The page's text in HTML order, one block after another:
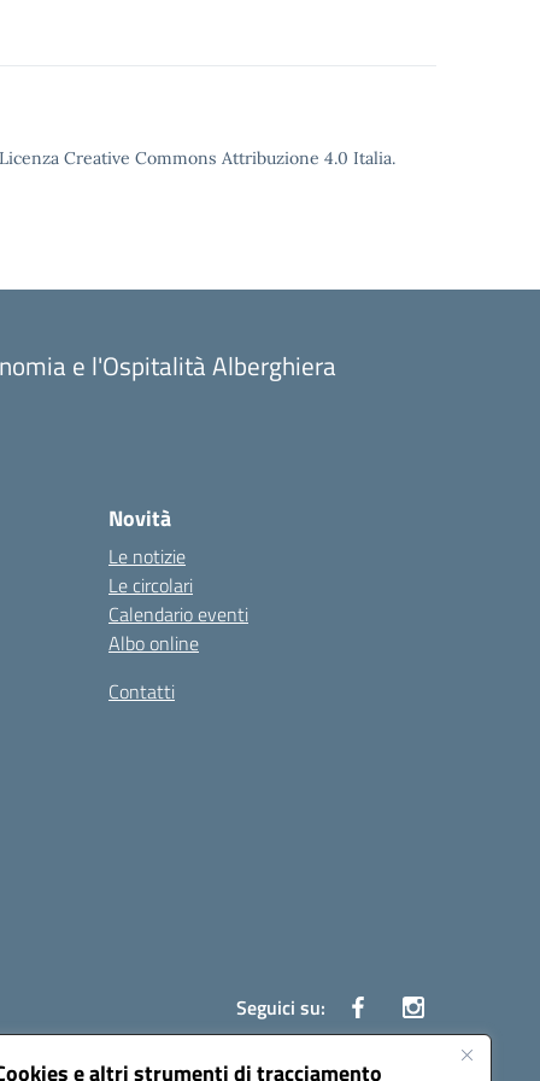
e altri strumenti di tracciamento
Creative Commons Attribuzione 4.0 Italia.
e l'Ospitalità Alberghiera
Novità
Le notizie
Le circolari
Calendario eventi
Albo online
Contatti
Seguici su: